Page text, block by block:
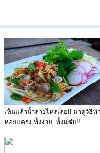
เห็นแล้วน้ำลายไหลเลย!! มาดูวิธีท
หอยแครง ทั้งง่าย..ทั้งแซ่บ!!